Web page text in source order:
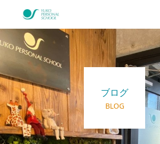
ブログ
BLOG
西村侑剛プロフィール
メニュー
料金
企業研修